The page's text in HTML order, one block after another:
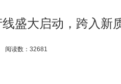
盛大启动，跨入新
阅读数：32681